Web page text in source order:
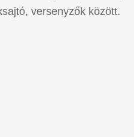
versenyzők között.